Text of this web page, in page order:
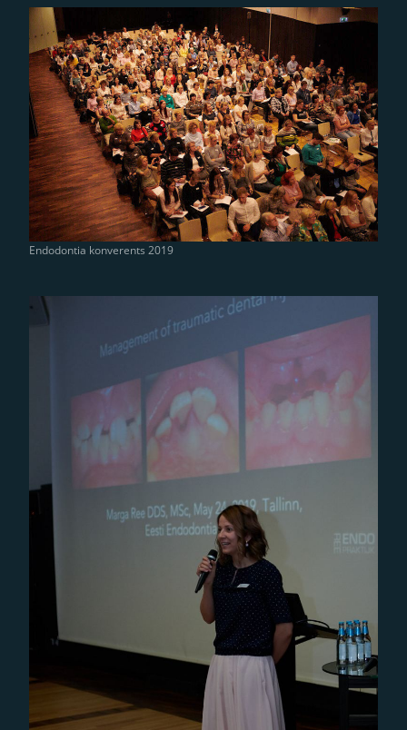
Endodontia konverents 2019